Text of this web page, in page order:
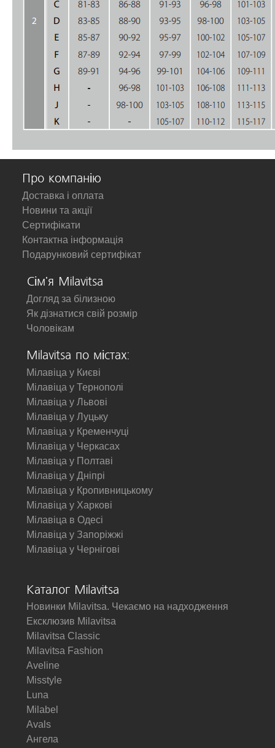
Про компанію
Доставка і оплата
Новини та акції
Сертифікати
Контактна інформація
Подарунковий сертифікат
Сім'я Milavitsa
Догляд за білизною
Як дізнатися свій розмір
Чоловікам
Milavitsa по містах:
Мілавіца у Києві
Мілавіца у Тернополі
Мілавіца у Львові
Мілавіца у Луцьку
Мілавіца у Кременчуці
Мілавіца у Черкасах
Мілавіца у Полтаві
Мілавіца у Дніпрі
Мілавіца у Кропивницькому
Мілавіца у Харкові
Мілавіца в Одесі
Мілавіца у Запоріжжі
Мілавіца у Чернігові
Каталог Milavitsa
Новинки Milavitsa. Чекаємо на надходження
Ексклюзив Milavitsa
Milavitsa Classic
Milavitsa Fashion
Aveline
Misstyle
Luna
Milabel
Avals
Ангела